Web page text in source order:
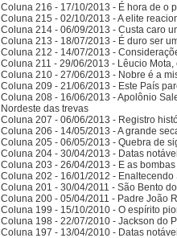
Coluna 216 - 17/10/2013 - É hora de o
Coluna 215 - 02/10/2013 - A elite
Coluna 214 - 06/09/2013 - Custa caro
Coluna 213 - 18/07/2013 - É duro ser
Coluna 212 - 14/07/2013 -
Coluna 211 - 29/06/2013 - Lêucio
Coluna 210 - 27/06/2013 - Nobre é a
Coluna 209 - 21/06/2013 - Este País
Coluna 208 - 16/06/2013 - Apolônio
Nordeste das trevas
Coluna 207 - 06/06/2013 - Registro
Coluna 206 - 14/05/2013 - A grande
Coluna 205 - 06/05/2013 - Quebra de
Coluna 204 - 30/04/2013 - Datas
Coluna 203 - 26/04/2013 - E as
Coluna 202 - 16/01/2012 -
Coluna 201 - 30/04/2011 - São Bento
Coluna 200 - 05/04/2011 - Padre João
Coluna 199 - 15/10/2010 - O espírito
Coluna 198 - 22/07/2010 - Jackson do
Coluna 197 - 13/04/2010 - Datas